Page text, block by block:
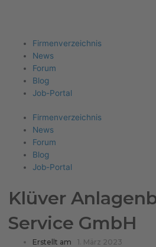
Menu
Firmenverzeichnis
News
Forum
Blog
Job-Portal
Firmenverzeichnis
News
Forum
Blog
Job-Portal
Klüver
Service GmbH
Erstellt am
1. März 2023